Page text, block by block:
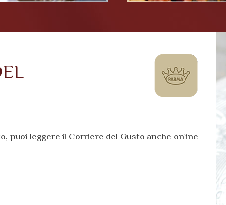
puoi leggere il Corriere del Gusto anche online